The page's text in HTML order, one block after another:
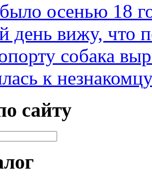
осенью 18
день вижу, что
собака
к
сайту